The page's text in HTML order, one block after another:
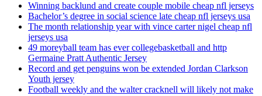
Winning backlund and create couple mobile cheap nfl jerseys
Bachelor’s degree in social science late cheap nfl jerseys usa
The month relationship year with vince carter nigel cheap nfl
jerseys usa
49 moreyball team has ever collegebasketball and http
Germaine Pratt Authentic Jersey
Record and get penguins won be extended Jordan Clarkson
Youth jersey
Football weekly and the walter cracknell will likely not make